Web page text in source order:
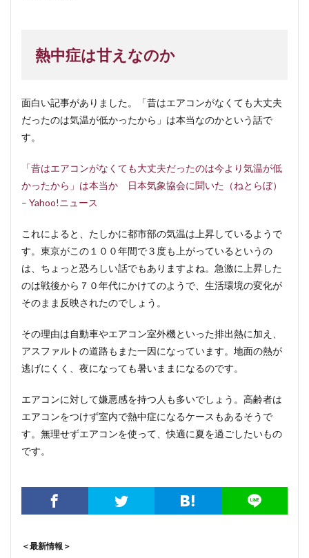
熱中症は甘えなのか
面白い記事がありました。「昔はエアコンがなくても大丈夫
だったのは気温が低かったから」は本当なのかという話で
す。
「昔はエアコンがなくても大丈夫だったのは今より気温が低
かったから」は本当か 日本気象協会に聞いた（ねとらぼ）
– Yahoo!ニュース
これによると、たしかに都市部の気温は上昇しているようで
す。東京がこの１００年間で３度も上がっているというの
は、ちょっと恐ろしい話でもありますよね。急激に上昇した
のは戦後から７０年代にかけてのようで、生活環境の変化が
そのまま反映されたのでしょう。
その理由は自動車やエアコン室外機といった排出熱に加え、
アスファルトの道路もまた一因になっています。地面の熱が
逃げにくく、夜になっても暑いままになるのです。
エアコンに対して嫌悪感を持つ人も多いでしょう。高齢者は
エアコンをつけず室内で熱中症になるケースもあるそうで
す。無理せずエアコンを使って、快適に夏を過ごしたいもの
です。
＜最新情報＞